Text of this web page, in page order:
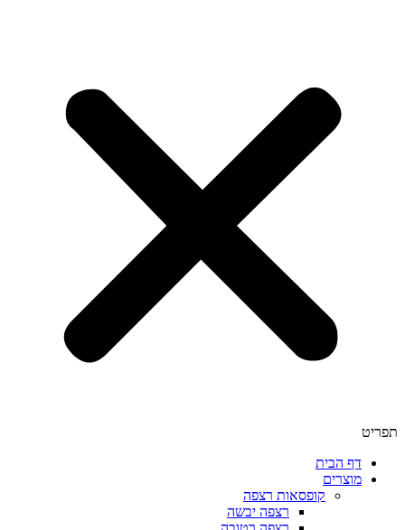
תפריט
דף הבית
מוצרים
קופסאות רצפה
רצפה יבשה